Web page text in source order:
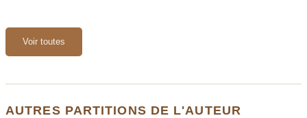
Voir toutes
AUTRES PARTITIONS DE L'AUTEUR